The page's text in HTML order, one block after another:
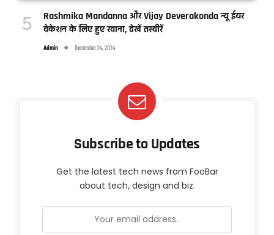
Rashmika Mandanna और Vijay Deverakonda न्यू ईयर
वेकेशन के लिए हुए रवाना, देखें तस्वीरें
Admin December 24, 2024
Subscribe to Updates
Get the latest tech news from FooBar
about tech, design and biz.